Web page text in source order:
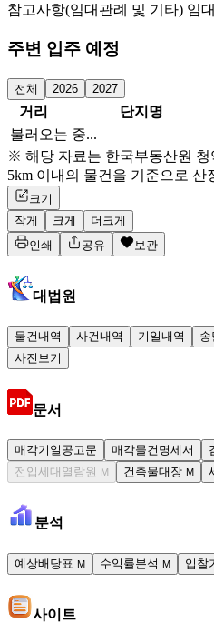
참고사항(임대관례 및 기타) 임
주변 입주 예정
전체 2026 2027
거리 단지명
불러오는 중...
※ 해당 자료는 한국부동산원
5km 이내의 물건을 기준으로 산
크기
작게
크게
더크게
인쇄
공유 보관
대법원
물건내역 사건내역 기일내역 송
사진보기
문서
매각기일공고문 매각물건명세서
전입세대열람원
M 건축물대장 M
분석
예상배당표 M 수익률분석 M 입찰
사이트